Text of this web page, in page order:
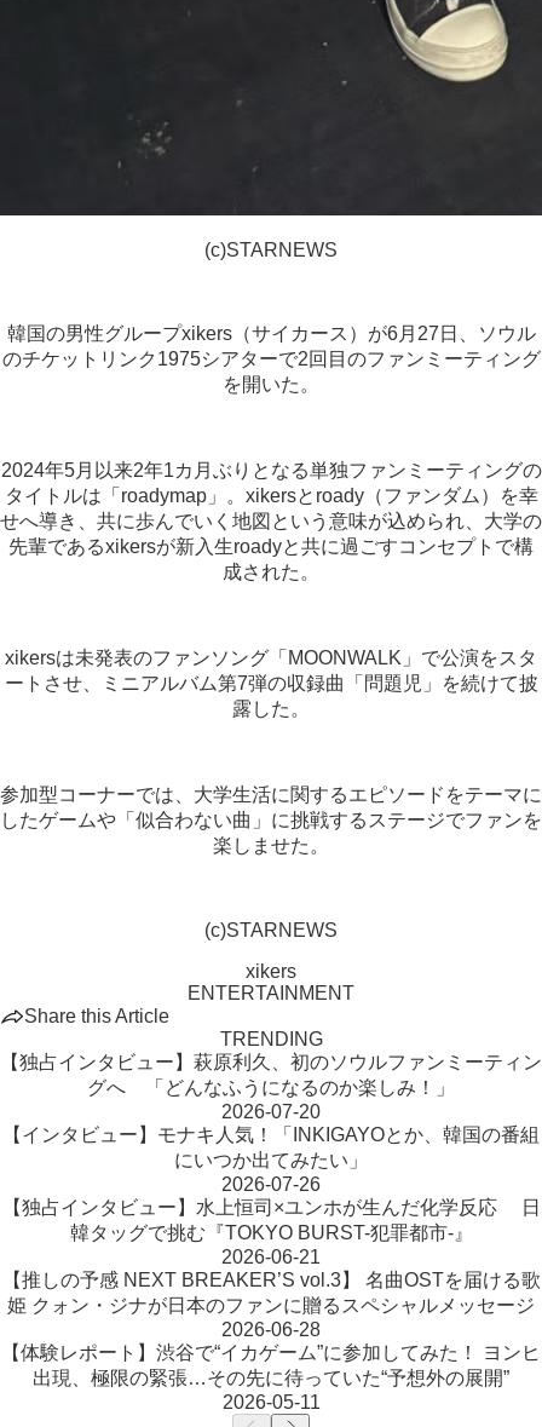
(c)STARNEWS
韓国の男性グループxikers（サイカース）が6月27日、ソウル
のチケットリンク1975シアターで2回目のファンミーティング
を開いた。
2024年5月以来2年1カ月ぶりとなる単独ファンミーティングの
タイトルは「roadymap」。xikersとroady（ファンダム）を幸
せへ導き、共に歩んでいく地図という意味が込められ、大学の
先輩であるxikersが新入生roadyと共に過ごすコンセプトで構
成された。
xikersは未発表のファンソング「MOONWALK」で公演をスタ
ートさせ、ミニアルバム第7弾の収録曲「問題児」を続けて披
露した。
参加型コーナーでは、大学生活に関するエピソードをテーマに
したゲームや「似合わない曲」に挑戦するステージでファンを
楽しませた。
(c)STARNEWS
xikers
ENTERTAINMENT
Share this Article
TRENDING
【独占インタビュー】萩原利久、初のソウルファンミーティン
グへ 「どんなふうになるのか楽しみ！」
2026-07-20
【インタビュー】モナキ人気！「INKIGAYOとか、韓国の番組
にいつか出てみたい」
2026-07-26
【独占インタビュー】水上恒司×ユンホが生んだ化学反応 日
韓タッグで挑む『TOKYO BURST-犯罪都市-』
2026-06-21
【推しの予感 NEXT BREAKER’S vol.3】 名曲OSTを届ける歌
姫 クォン・ジナが日本のファンに贈るスペシャルメッセージ
2026-06-28
【体験レポート】渋谷で“イカゲーム”に参加してみた！ ヨンヒ
出現、極限の緊張…その先に待っていた“予想外の展開”
2026-05-11